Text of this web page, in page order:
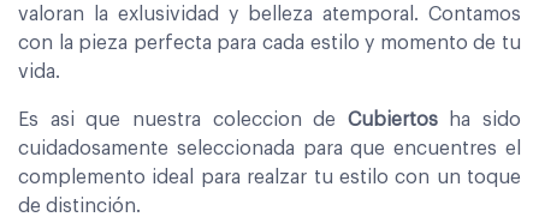
valoran la exlusividad y belleza atemporal. Contamos
con la pieza perfecta para cada estilo y momento de tu
vida.
Es asi que nuestra coleccion de Cubiertosha sido
cuidadosamente seleccionada para que encuentres el
complemento ideal para realzar tu estilo con un toque
de distinción.